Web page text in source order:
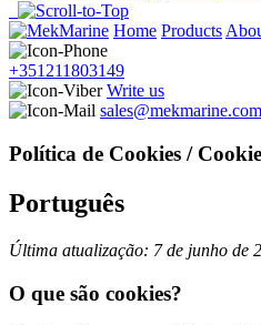
Home Products
+351211803149
Write us
sales@mekmarine.com
Política de Cookies /
Português
Última atualização: 7 de junho de
O que são cookies?